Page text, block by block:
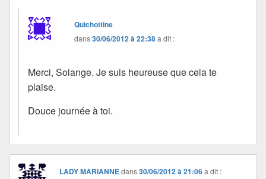
Quichottine
dans30/06/2012 à 22:38a dit :
Merci, Solange. Je suis heureuse que cela te
plaise.
Douce journée à toi.
LADY MARIANNEdans30/06/2012 à 21:06 a dit :